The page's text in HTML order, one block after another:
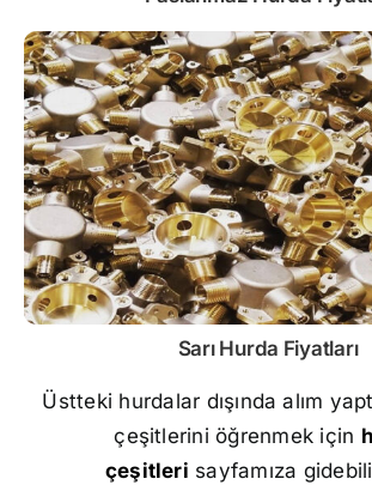
Sarı Hurda Fiyatları
Üstteki hurdalar dışında alım
çeşitlerini öğrenmek için
çeşitleri sayfamıza